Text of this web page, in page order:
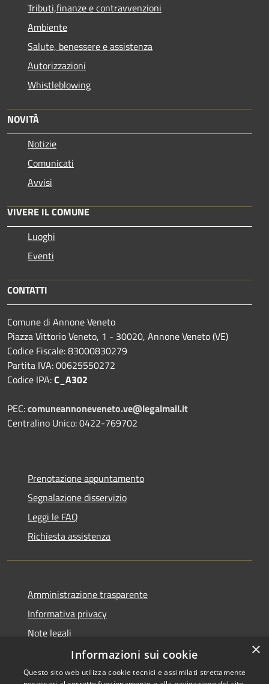
Tributi,finanze e contravvenzioni
Ambiente
Salute, benessere e assistenza
Autorizzazioni
Whistleblowing
NOVITÀ
Notizie
Comunicati
Avvisi
VIVERE IL COMUNE
Luoghi
Eventi
CONTATTI
Comune di Annone Veneto
Piazza Vittorio Veneto, 1 - 30020, Annone Veneto (VE)
Codice Fiscale: 83000830279
Partita IVA: 00625550272
Codice IPA:C_A302
PEC:comuneannoneveneto.ve@legalmail.it
Centralino Unico: 0422-769702
Prenotazione appuntamento
Segnalazione disservizio
Leggi le FAQ
Richiesta assistenza
Amministrazione trasparente
Informativa privacy
Note legali
Dichiarazione di accessibilità
×
Informazioni sui cookie
Questo sito web utilizza cookie tecnici e assimilati strettamente